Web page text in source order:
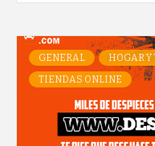
GENERAL HOGAR
TIENDAS ONLINE